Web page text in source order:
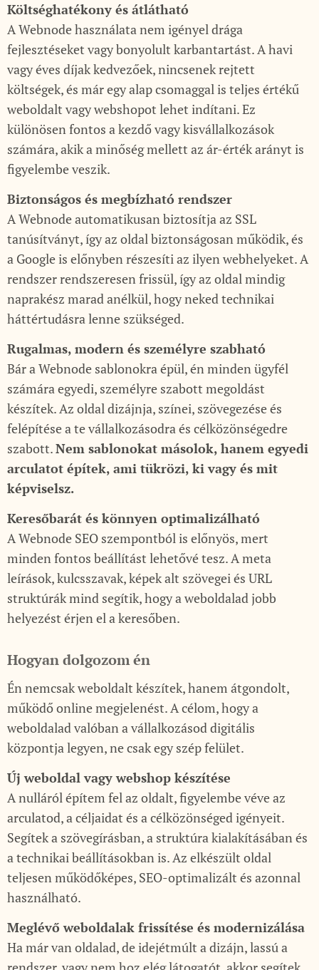
Költséghatékony és átlátható
A Webnode használata nem igényel drága
fejlesztéseket vagy bonyolult karbantartást. A havi
vagy éves díjak kedvezőek, nincsenek rejtett
költségek, és már egy alap csomaggal is teljes értékű
weboldalt vagy webshopot lehet indítani. Ez
különösen fontos a kezdő vagy kisvállalkozások
számára, akik a minőség mellett az ár-érték arányt is
figyelembe veszik.
Biztonságos és megbízható rendszer
A Webnode automatikusan biztosítja az SSL
tanúsítványt, így az oldal biztonságosan működik, és
a Google is előnyben részesíti az ilyen webhelyeket. A
rendszer rendszeresen frissül, így az oldal mindig
naprakész marad anélkül, hogy neked technikai
háttértudásra lenne szükséged.
Rugalmas, modern és személyre szabható
Bár a Webnode sablonokra épül, én minden ügyfél
számára egyedi, személyre szabott megoldást
készítek. Az oldal dizájnja, színei, szövegezése és
felépítése a te vállalkozásodra és célközönségedre
szabott.Nem sablonokat másolok, hanem egyedi
arculatot építek, ami tükrözi, ki vagy és mit
képviselsz.
Keresőbarát és könnyen optimalizálható
A Webnode SEO szempontból is előnyös, mert
minden fontos beállítást lehetővé tesz. A meta
leírások, kulcsszavak, képek alt szövegei és URL
struktúrák mind segítik, hogy a weboldalad jobb
helyezést érjen el a keresőben.
Hogyan dolgozom én
Én nemcsak weboldalt készítek, hanem átgondolt,
működő online megjelenést. A célom, hogy a
weboldalad valóban a vállalkozásod digitális
központja legyen, ne csak egy szép felület.
Új weboldal vagy webshop készítése
A nulláról építem fel az oldalt, figyelembe véve az
arculatod, a céljaidat és a célközönséged igényeit.
Segítek a szövegírásban, a struktúra kialakításában és
a technikai beállításokban is. Az elkészült oldal
teljesen működőképes, SEO-optimalizált és azonnal
használható.
Meglévő weboldalak frissítése és modernizálása
Ha már van oldalad, de idejétmúlt a dizájn, lassú a